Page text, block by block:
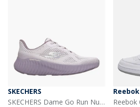
SKECHERS
SKECHERS Dame Go Run Nu Sneakers Lilla
Reebok